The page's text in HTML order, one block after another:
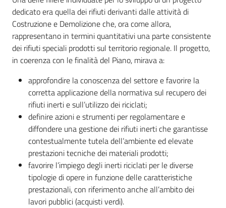
Piani,
progetti
e
banche
dati
Ambiente
Argomenti
Novità
dedicato era quella dei rifiuti derivanti dalle attività di
Costruzione e Demolizione che, ora come allora,
rappresentano in termini quantitativi una parte consistente
dei rifiuti speciali prodotti sul territorio regionale. Il progetto,
in coerenza con le finalità del Piano, mirava a:
approfondire la conoscenza del settore e favorire la
corretta applicazione della normativa sul recupero dei
rifiuti inerti e sull’utilizzo dei riciclati;
definire azioni e strumenti per regolamentare e
diffondere una gestione dei rifiuti inerti che garantisse
contestualmente tutela dell’ambiente ed elevate
prestazioni tecniche dei materiali prodotti;
favorire l’impiego degli inerti riciclati per le diverse
tipologie di opere in funzione delle caratteristiche
prestazionali, con riferimento anche all’ambito dei
lavori pubblici (acquisti verdi).